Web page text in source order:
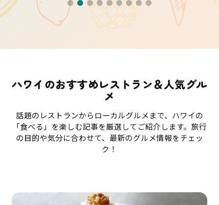
ハワイのおすすめレストラン＆人気グル
メ
話題のレストランからローカルグルメまで、ハワイの
「食べる」を楽しむ記事を厳選してご紹介します。旅行
の目的や気分に合わせて、最新のグルメ情報をチェッ
ク！